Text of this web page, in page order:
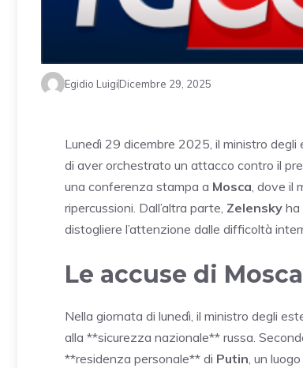
Egidio LuigiDicembre 29, 2025
Lunedì 29 dicembre 2025, il ministro
di aver orchestrato un attacco contro il
una conferenza stampa a Mosca, dove il
ripercussioni. Dall’altra parte, Zelensky ha
distogliere l’attenzione dalle difficoltà
Le accuse di Mosca
Nella giornata di lunedì, il ministro degli
alla **sicurezza nazionale** russa.
**residenza personale** di Putin, un